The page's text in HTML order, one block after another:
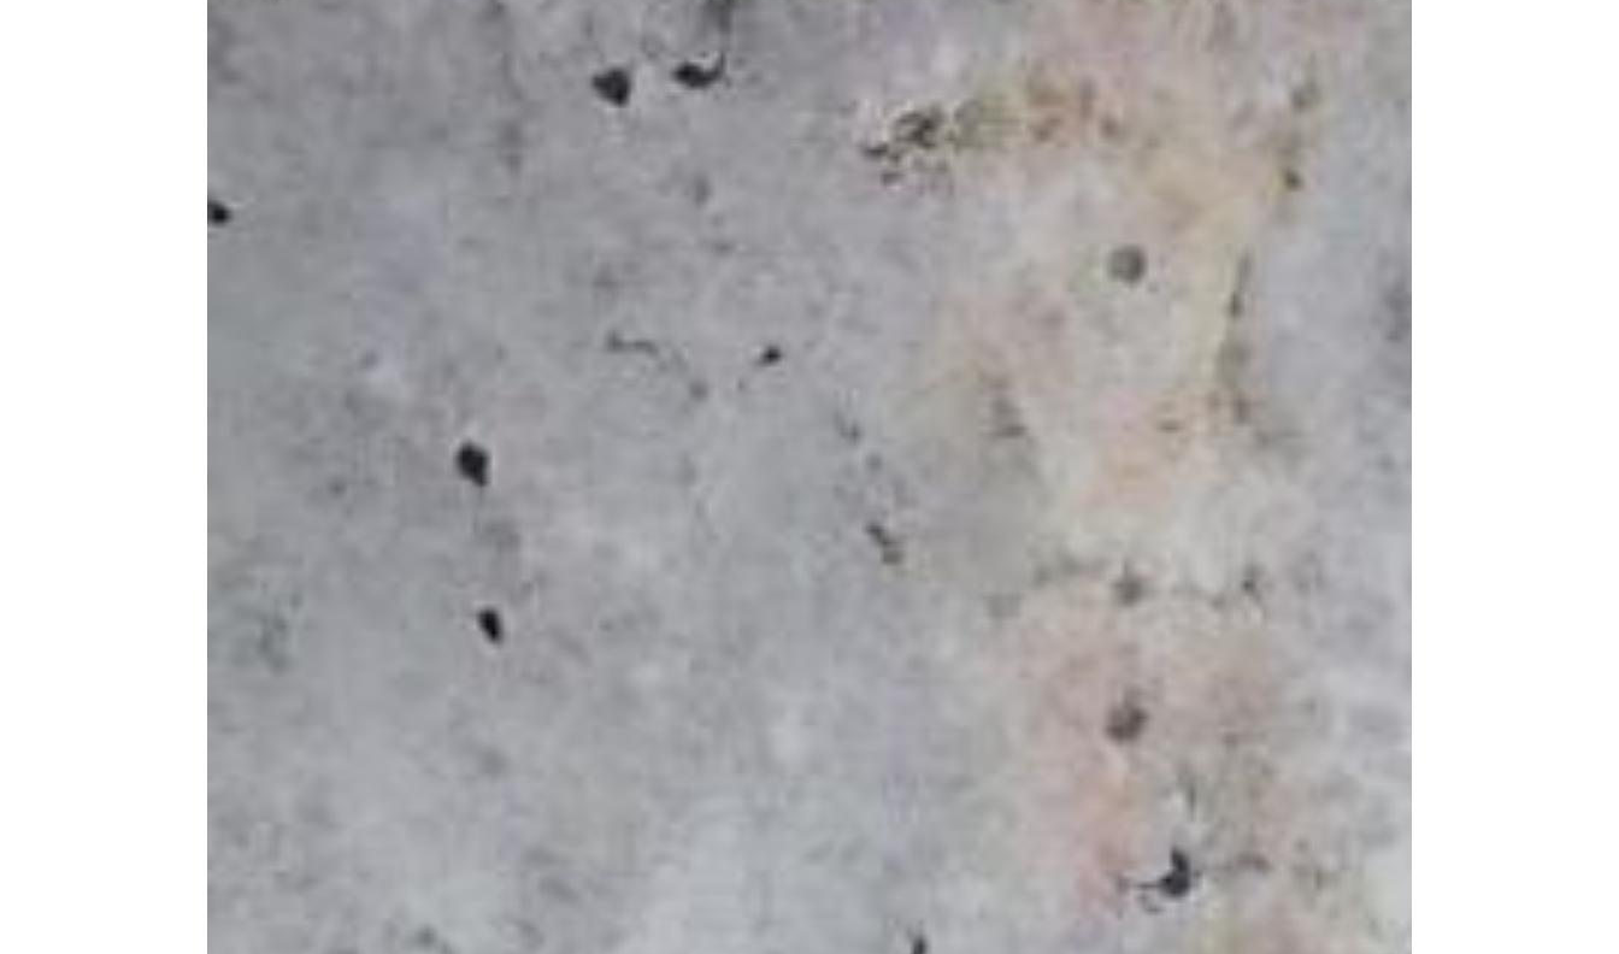
Sobre a Ceramista: Angela Romero é ceramista, nascida em Patrocínio MG em 1948. Mudou-se para Ribeirão Preto em 1960 onde iniciou sua aventura pela arte
com a argila. Fez Raku, porcelana, pinturas manuais, até chegar em sua técnica preferida: cerâmica em argila terracota. Suas criações se dão na intersecção
entre técnica milenar da cerâmica e as tendências do mercado atual. Coloridas, com brilho ou apostando na cor original do barro.
Dimensões: 18 x 38 x 21 cm